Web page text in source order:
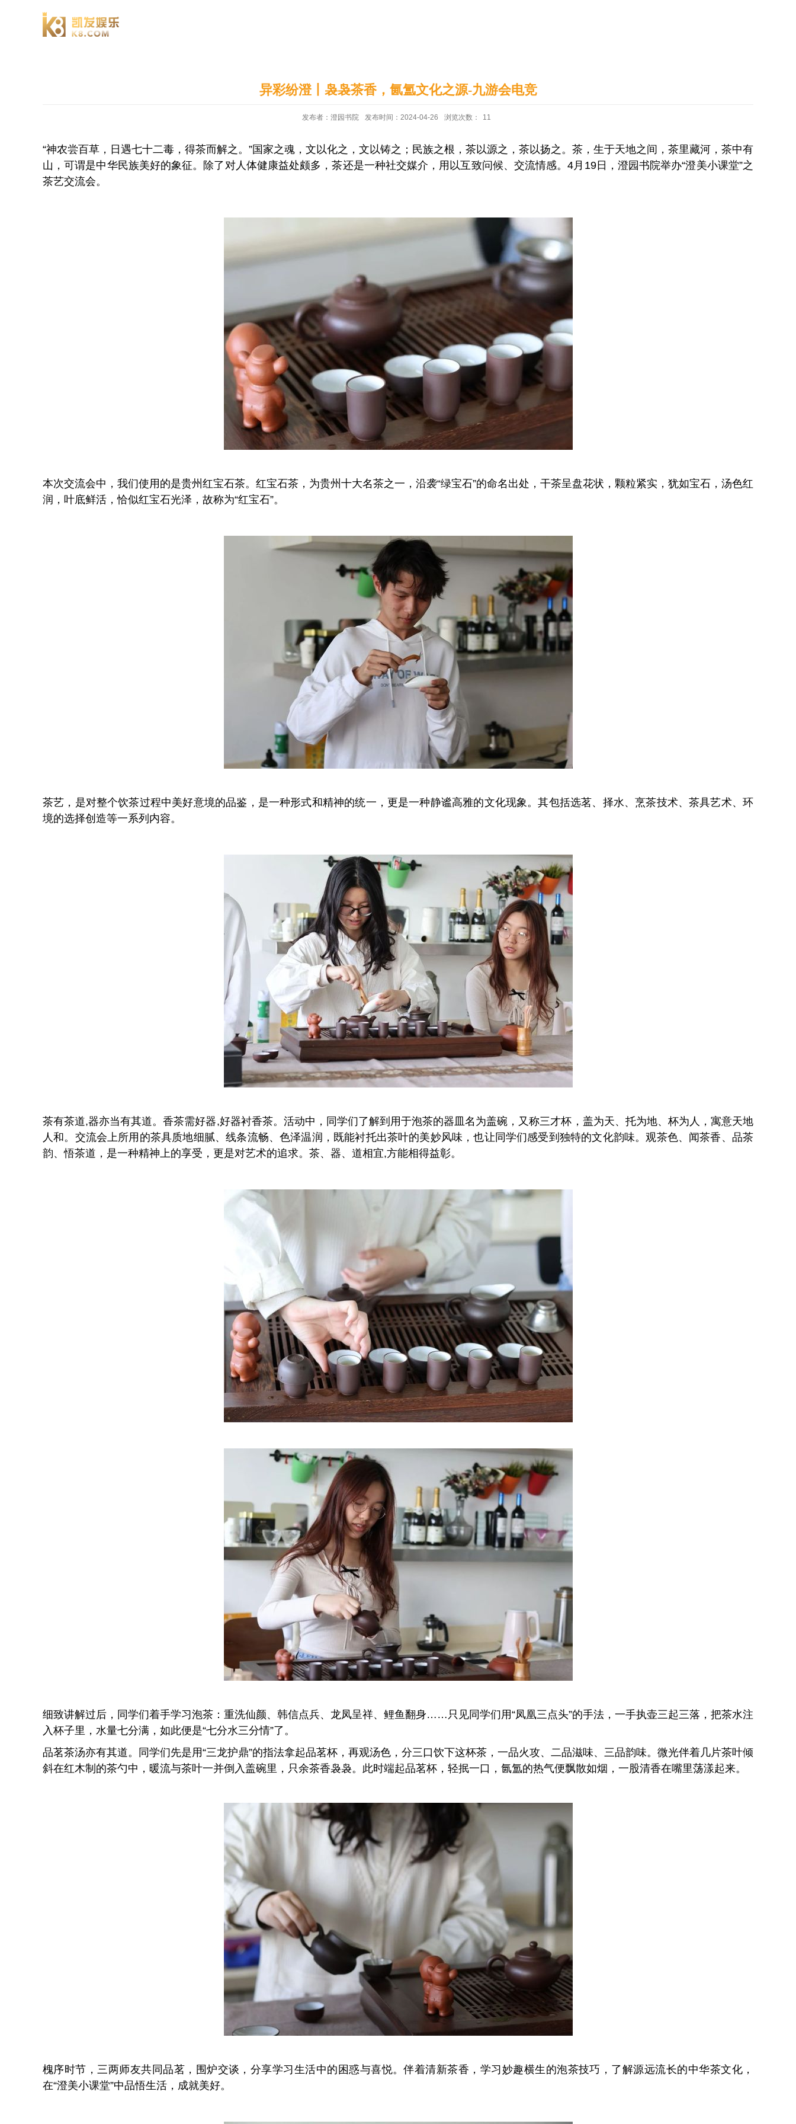
异彩纷澄丨袅袅茶香，氤氲文化之源-九游会电竞
发布者：澄园书院 发布时间：2024-04-26 浏览次数： 11
“神农尝百草，日遇七十二毒，得茶而解之。”国家之魂，文以化之，文以铸之；民族之根，茶以源之，茶以扬之。茶，生于天地之间，茶里藏河，茶中有
山，可谓是中华民族美好的象征。除了对人体健康益处颇多，茶还是一种社交媒介，用以互致问候、交流情感。4月19日，澄园书院举办“澄美小课堂”之
茶艺交流会。
本次交流会中，我们使用的是贵州红宝石茶。红宝石茶，为贵州十大名茶之一，沿袭“绿宝石”的命名出处，干茶呈盘花状，颗粒紧实，犹如宝石，汤色红
润，叶底鲜活，恰似红宝石光泽，故称为“红宝石”。
茶艺，是对整个饮茶过程中美好意境的品鉴，是一种形式和精神的统一，更是一种静谧高雅的文化现象。其包括选茗、择水、烹茶技术、茶具艺术、环
境的选择创造等一系列内容。
茶有茶道,器亦当有其道。香茶需好器,好器衬香茶。活动中，同学们了解到用于泡茶的器皿名为盖碗，又称三才杯，盖为天、托为地、杯为人，寓意天地
人和。交流会上所用的茶具质地细腻、线条流畅、色泽温润，既能衬托出茶叶的美妙风味，也让同学们感受到独特的文化韵味。观茶色、闻茶香、品茶
韵、悟茶道，是一种精神上的享受，更是对艺术的追求。茶、器、道相宜,方能相得益彰。
细致讲解过后，同学们着手学习泡茶：重洗仙颜、韩信点兵、龙凤呈祥、鲤鱼翻身……只见同学们用“凤凰三点头”的手法，一手执壶三起三落，把茶水注
入杯子里，水量七分满，如此便是“七分水三分情”了。
品茗茶汤亦有其道。同学们先是用“三龙护鼎”的指法拿起品茗杯，再观汤色，分三口饮下这杯茶，一品火攻、二品滋味、三品韵味。微光伴着几片茶叶倾
斜在红木制的茶勺中，暖流与茶叶一并倒入盖碗里，只余茶香袅袅。此时端起品茗杯，轻抿一口，氤氲的热气便飘散如烟，一股清香在嘴里荡漾起来。
槐序时节，三两师友共同品茗，围炉交谈，分享学习生活中的困惑与喜悦。伴着清新茶香，学习妙趣横生的泡茶技巧，了解源远流长的中华茶文化，
在“澄美小课堂”中品悟生活，成就美好。